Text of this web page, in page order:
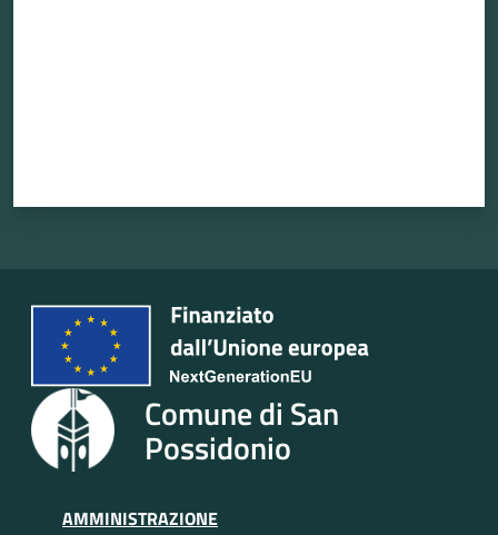
Comune di San
Possidonio
AMMINISTRAZIONE